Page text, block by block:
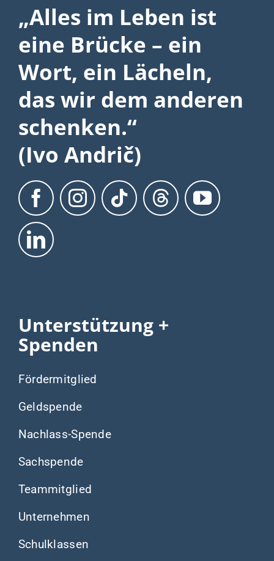
„Alles im Leben ist
eine Brücke – ein
Wort, ein Lächeln,
das wir dem anderen
schenken.“
(Ivo Andrič)
Unterstützung +
Spenden
Fördermitglied
Geldspende
Nachlass-Spende
Sachspende
Teammitglied
Unternehmen
Schulklassen